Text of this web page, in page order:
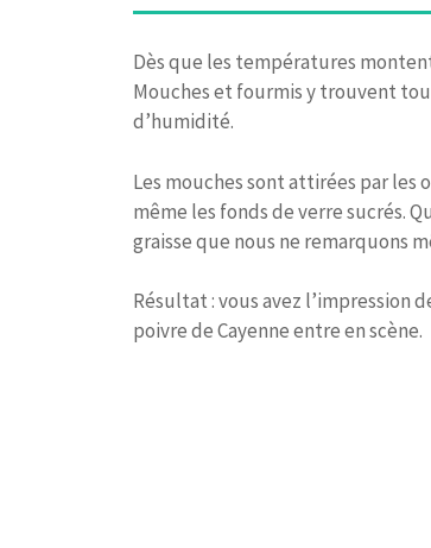
Dès que les températures
Mouches et fourmis y trouvent
d’humidité.
Les mouches sont attirées par
même les fonds de verre sucrés.
graisse que nous ne remarquons
Résultat : vous avez l’impression
poivre de Cayenne entre en scène.